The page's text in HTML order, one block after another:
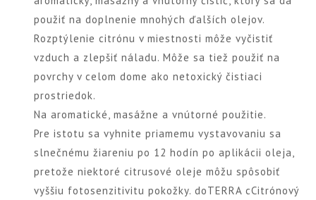
použiť na doplnenie mnohých ďalších olejov.
Rozptýlenie citrónu v miestnosti môže vyčistiť
vzduch a zlepšiť náladu. Môže sa tiež použiť na
povrchy v celom dome ako netoxický čistiaci
prostriedok.
Na aromatické, masážne a vnútorné použitie.
Pre istotu sa vyhnite priamemu vystavovaniu sa
slnečnému žiareniu po 12 hodín po aplikácii oleja,
pretože niektoré citrusové oleje môžu spôsobiť
vyššiu fotosenzitivitu pokožky. doTERRA cCitrónový